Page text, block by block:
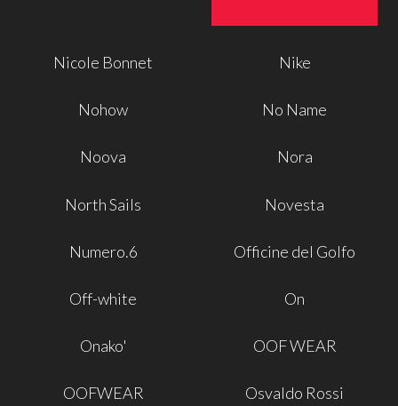
Nicole Bonnet Nike
Nohow No Name
Noova Nora
North Sails Novesta
Numero.6 Officine del Golfo
Off-white On
Onako' OOF WEAR
OOFWEAR Osvaldo Rossi